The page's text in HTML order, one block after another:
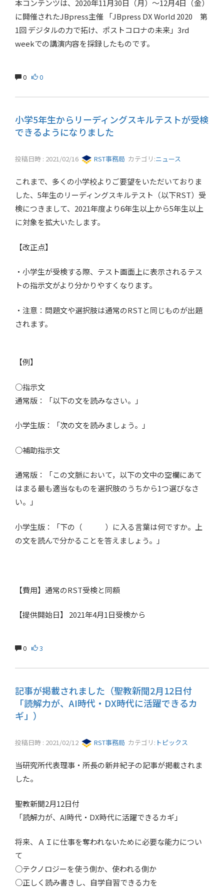
本コンテンツは、2020年11月30日（月）～12月4日（金）
に開催されたJBpress主催 「JBpress DX World 2020 第
1回 デジタルの力で拓け、ポストコロナの未来」3rd
weekでの講演内容を採録したものです。
0 0
小学5年生からリーディングスキルテストが受検
できるようになりました
投稿日時 : 2021/02/16 RST事務局 カテゴリ:ニュース
これまで、多くの小学校よりご要望をいただいておりま
した、5年生のリーディングスキルテスト（以下RST）受
検につきまして、2021年度より6年生以上から5年生以上
に対象を拡大いたします。
【改正点】
・小学生が受検する際、テスト画面上に表示されるテス
トの指示文がより分かりやすくなります。
・注意：問題文や選択肢は通常のRSTと同じものが出題
されます。
【例】
○指示文
通常版：「以下の文を読みなさい。」
小学生版：「次の文を読みましょう。」
○補助指示文
通常版：「この文脈において，以下の文中の空欄にあて
はまる最も適当なものを選択肢のうちから1つ選びなさ
い。」
小学生版：「下の（ ）に入る言葉は何ですか。上
の文を読んで分かることを答えましょう。」
【費用】通常のRST受検と同額
【提供開始日】 2021年4月1日受検から
0 3
記事が掲載されました（聖教新聞2月12日付
「読解力が、AI時代・DX時代に活躍できるカ
ギ」）
投稿日時 : 2021/02/12 RST事務局 カテゴリ: トピックス
当研究所代表理事・所長の新井紀子の記事が掲載されま
した。
聖教新聞2月12日付
「読解力が、AI時代・DX時代に活躍できるカギ」
将来、ＡＩに仕事を奪われないために必要な能力につい
て
○テクノロジーを使う側か、使われる側か
○正しく読み書きし、自学自習できる力を